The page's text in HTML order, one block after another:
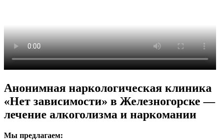
Анонимная наркологическая клиника
«Нет зависимости» в Железногорске —
лечение алкоголизма и наркомании
Мы предлагаем: